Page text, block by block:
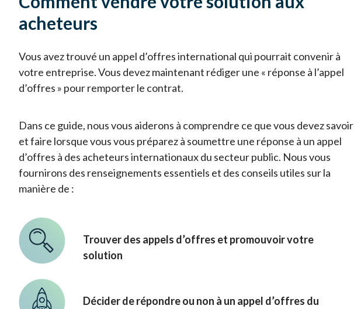
acheteurs
Vous avez trouvé un appel d’offres international qui pourrait convenir à
votre entreprise. Vous devez maintenant rédiger une « réponse à l’appel
d’offres » pour remporter le contrat.
Dans ce guide, nous vous aiderons à comprendre ce que vous devez savoir
et faire lorsque vous vous préparez à soumettre une réponse à un appel
d’offres à des acheteurs internationaux du secteur public. Nous vous
fournirons des renseignements essentiels et des conseils utiles sur la
manière de :
Trouver des appels d’offres et promouvoir votre
solution
Décider de répondre ou non à un appel d’offres du